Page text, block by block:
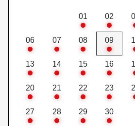
01 02
06 07 08 09
13 14 15 16
20 21 22 23
27 28 29 30